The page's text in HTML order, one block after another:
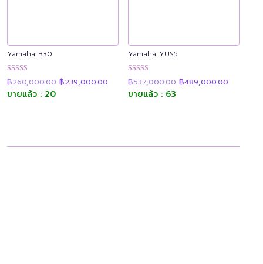
Yamaha B30
ให้คะแนน
4.91
ตั้งแต่ 1-5
฿260,000.00 Original
price
฿239,000.00 Current
฿239,000.00.
ขายแล้ว : 20
Yamaha YUS5
ให้คะแนน
4.89
ตั้งแต่ 1-5
฿537,000.00 Original
price
฿489,000.00price
ขายแล้ว : 63